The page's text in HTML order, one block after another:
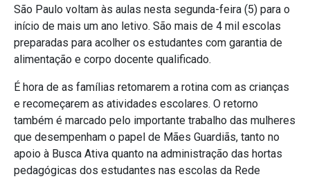
São Paulo voltam às aulas nesta segunda-feira (5) para o
início de mais um ano letivo. São mais de 4 mil escolas
preparadas para acolher os estudantes com garantia de
alimentação e corpo docente qualificado.
É hora de as famílias retomarem a rotina com as crianças
e recomeçarem as atividades escolares. O retorno
também é marcado pelo importante trabalho das mulheres
que desempenham o papel de Mães Guardiãs, tanto no
apoio à Busca Ativa quanto na administração das hortas
pedagógicas dos estudantes nas escolas da Rede